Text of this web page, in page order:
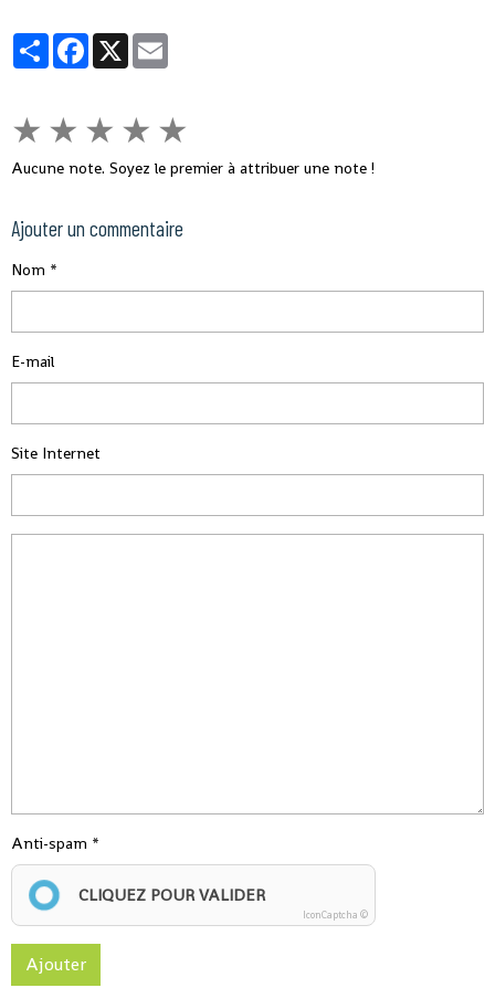
PartagerFacebook
X
★ ★ ★ ★ ★
Aucune note. Soyez le premier à attribuer une note !
Ajouter un commentaire
Nom
E-mail
Site Internet
Anti-spam
CLIQUEZ POUR VALIDER
IconCaptcha ©
Ajouter